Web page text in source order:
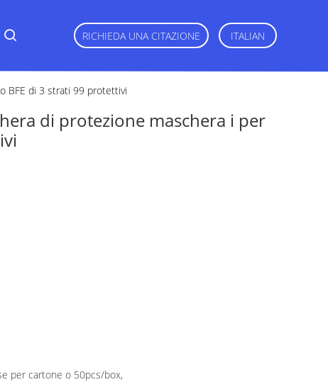
RICHIEDA UNA CITAZIONE ITALIAN
BFE di 3 strati 99 protettivi
di protezione maschera i per
per cartone o 50pcs/box,